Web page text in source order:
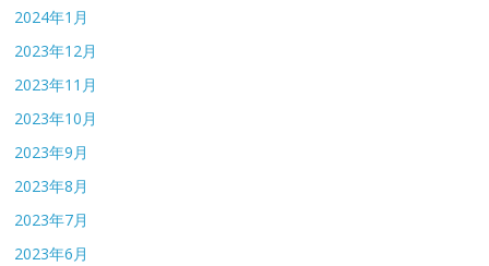
2024年1月
2023年12月
2023年11月
2023年10月
2023年9月
2023年8月
2023年7月
2023年6月